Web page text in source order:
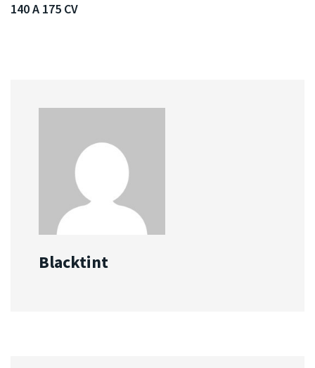
140 A 175 CV
Blacktint